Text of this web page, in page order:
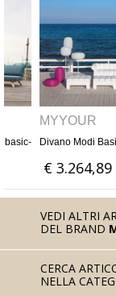
Ecopelle
Poltrona
€
VEDI ALTRI
DEL BRAND
CERCA
NELLA